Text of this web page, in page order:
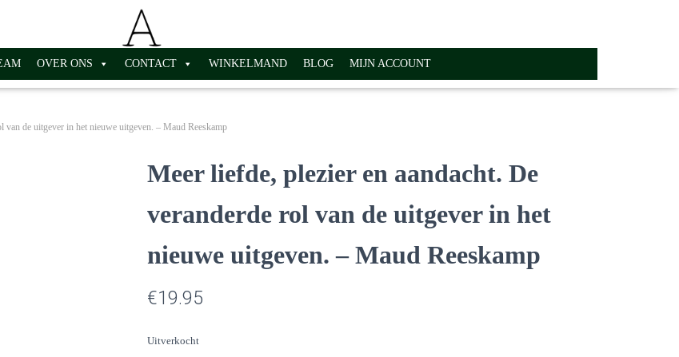
OVER ONS CONTACT WINKELMAND BLOG MIJN ACCOUNT
van de uitgever in het nieuwe uitgeven. – Maud Reeskamp
Meer liefde, plezier en aandacht. De
veranderde rol van de uitgever in het
nieuwe uitgeven. – Maud Reeskamp
€19.95
Uitverkocht